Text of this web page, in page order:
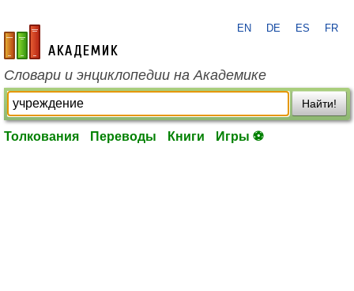
academic.ru
EN DE ES FR
Словари и энциклопедии на Академике
Найти!
Толкования Переводы Книги Игры ⚽